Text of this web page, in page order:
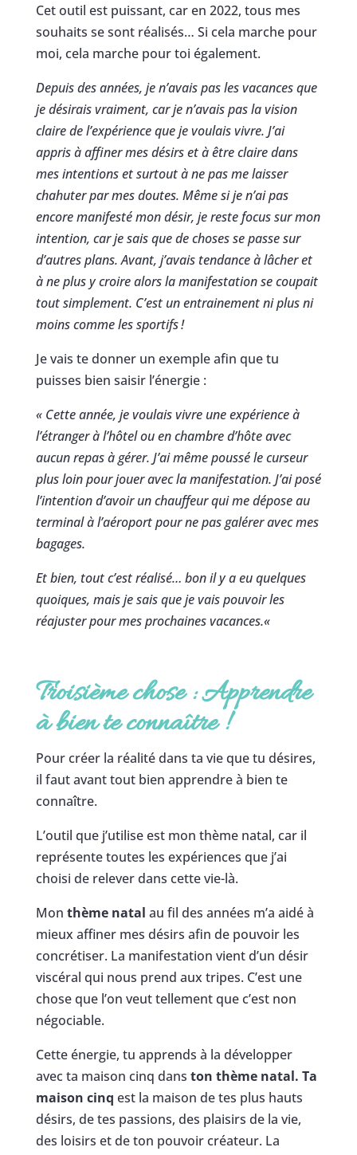
Cet outil est puissant, car en 2022, tous mes
souhaits se sont réalisés… Si cela marche pour
moi, cela marche pour toi également.
Depuis des années, je n’avais pas les vacances que
je désirais vraiment, car je n’avais pas la vision
claire de l’expérience que je voulais vivre. J’ai
appris à affiner mes désirs et à être claire dans
mes intentions et surtout à ne pas me laisser
chahuter par mes doutes. Même si je n’ai pas
encore manifesté mon désir, je reste focus sur mon
intention, car je sais que de choses se passe sur
d’autres plans. Avant, j’avais tendance à lâcher et
à ne plus y croire alors la manifestation se coupait
tout simplement. C’est un entrainement ni plus ni
moins comme les sportifs!
Je vais te donner un exemple afin que tu
puisses bien saisir l’énergie :
« Cette année, je voulais vivre une expérience à
l’étranger à l’hôtel ou en chambre d’hôte avec
aucun repas à gérer. J’ai même poussé le curseur
plus loin pour jouer avec la manifestation. J’ai posé
l’intention d’avoir un chauffeur qui me dépose au
terminal à l’aéroport pour ne pas galérer avec mes
bagages.
Et bien, tout c’est réalisé… bon il y a eu quelques
quoiques, mais je sais que je vais pouvoir les
réajuster pour mes prochaines vacances.«
Troisième chose : Apprendre
à bien te connaître !
Pour créer la réalité dans ta vie que tu désires,
il faut avant tout bien apprendre à bien te
connaître.
L’outil que j’utilise est mon thème natal, car il
représente toutes les expériences que j’ai
choisi de relever dans cette vie-là.
Mon thème natal au fil des années m’a aidé à
mieux affiner mes désirs afin de pouvoir les
concrétiser. La manifestation vient d’un désir
viscéral qui nous prend aux tripes. C’est une
chose que l’on veut tellement que c’est non
négociable.
Cette énergie, tu apprends à la développer
avec ta maison cinq dans ton thème natal. Ta
maison cinq est la maison de tes plus hauts
désirs, de tes passions, des plaisirs de la vie,
des loisirs et de ton pouvoir créateur. La